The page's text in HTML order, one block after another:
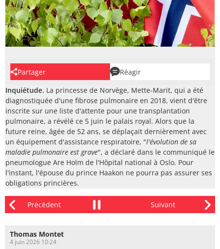
Partager
Réagir
Inquiétude. La princesse de Norvège, Mette-Marit, qui a été
diagnostiquée d'une fibrose pulmonaire en 2018, vient d'être
inscrite sur une liste d'attente pour une transplantation
pulmonaire, a révélé ce 5 juin le palais royal. Alors que la
future reine, âgée de 52 ans, se déplaçait dernièrement avec
un équipement d'assistance respiratoire, "l'évolution de sa
maladie pulmonaire est grave", a déclaré dans le communiqué le
pneumologue Are Holm de l'Hôpital national à Oslo. Pour
l'instant, l'épouse du prince Haakon ne pourra pas assurer ses
obligations princières.
Thomas Montet
4 juin 2026 10:24